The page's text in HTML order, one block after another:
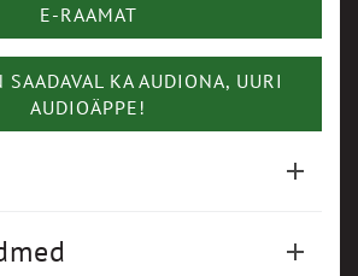
E-RAAMAT
SAADAVAL KA AUDIONA, UURI
AUDIOÄPPE!